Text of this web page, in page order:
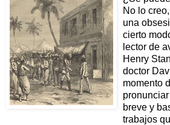
No lo
una
cierto
lector de
Henry
doctor
momento
breve y
trabajos